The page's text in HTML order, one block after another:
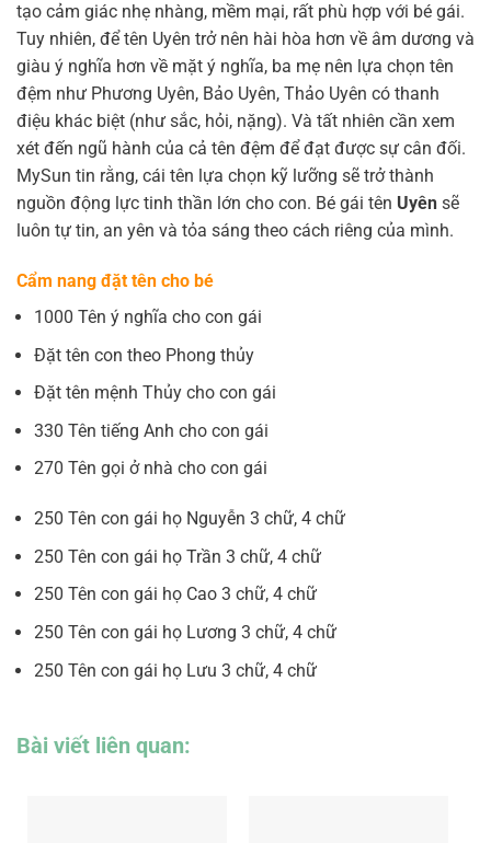
tạo cảm giác nhẹ nhàng, mềm mại, rất phù hợp với bé gái.
Tuy nhiên, để tên Uyên trở nên hài hòa hơn về âm dương và
giàu ý nghĩa hơn về mặt ý nghĩa, ba mẹ nên lựa chọn tên
đệm như Phương Uyên, Bảo Uyên, Thảo Uyên có thanh
điệu khác biệt (như sắc, hỏi, nặng). Và tất nhiên cần xem
xét đến ngũ hành của cả tên đệm để đạt được sự cân đối.
MySun tin rằng, cái tên lựa chọn kỹ lưỡng sẽ trở thành
nguồn động lực tinh thần lớn cho con. Bé gái tên Uyên sẽ
luôn tự tin, an yên và tỏa sáng theo cách riêng của mình.
Cẩm nang đặt tên cho bé
1000 Tên ý nghĩa cho con gái
Đặt tên con theo Phong thủy
Đặt tên mệnh Thủy cho con gái
330 Tên tiếng Anh cho con gái
270 Tên gọi ở nhà cho con gái
250 Tên con gái họ Nguyễn 3 chữ, 4 chữ
250 Tên con gái họ Trần 3 chữ, 4 chữ
250 Tên con gái họ Cao 3 chữ, 4 chữ
250 Tên con gái họ Lương 3 chữ, 4 chữ
250 Tên con gái họ Lưu 3 chữ, 4 chữ
Bài viết liên quan: